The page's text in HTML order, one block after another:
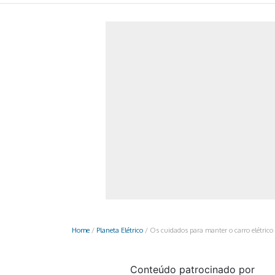
Home / Planeta Elétrico / Os cuidados para manter o carro
Conteúdo patrocinado por